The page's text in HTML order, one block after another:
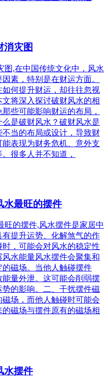
消灾图
图,在中国传统文化中，风水
素，特别是在财运方面。
何提升财运，却往往忽视
将深入探讨破财风水的相
些可能影响财运的布局，
是破财风水？破财风水是
当的布局或设计，导致财
表现为财务危机、意外支
很多人并不知道，
水最旺的摆件
旺的摆件,风水摆件是家居中
提升运势、化解煞气的作
，可能会对风水的稳定性
水能量风水摆件会聚集和
磁场。当他人触碰摆件
量外泄。这可能会削弱摆
的影响。二、干扰摆件磁
场，而他人触碰时可能会
磁场与摆件原有的磁场相
水摆件